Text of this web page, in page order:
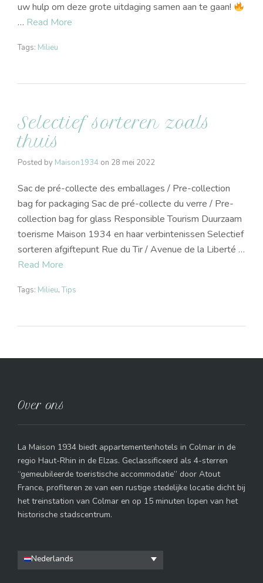
uw hulp om deze grote uitdaging samen aan te gaan!
… Read More
Tags: Milieu
Selectief sorteren zoals
thuis
Posted by Maison1934 on 28 mei 2022
Sac de pré-collecte des emballages / Pre-collection
bag for packaging Sac de pré-collecte du verre / Pre-
collection bag for glass Responsible Tourism Duurzaam
toerisme Maison 1934 en haar verbintenissen Selectief
sorteren afgiftepunt Rue du Tir / Avenue de la Liberté …
Read More
Tags: Milieu,Tips
Over ons
La Maison 1934 biedt appartementenhotels in Colmar in de
regio Haut-Rhin in de Elzas. Geclassificeerd als 4-sterren
“gemeubileerde toeristische accommodatie” door Atout
France, profiteren ze van een rustige stedelijke locatie dicht bij
het treinstation van Colmar en op 15 minuten lopen van het
historische stadscentrum.
Nederlands